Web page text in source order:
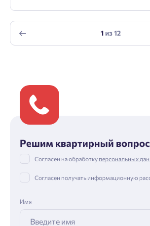
1из12
Решим квартирный вопрос
Согласен на обработку персональных
Согласен получать информационную
Имя